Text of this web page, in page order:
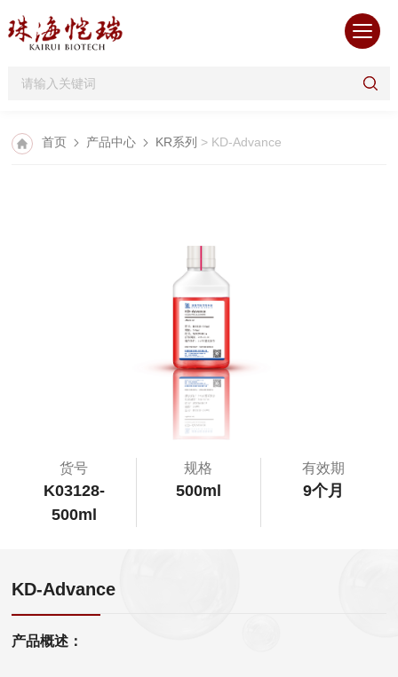
首页 产品中心 KR系列 > KD-Advance
货号
K03128-
500ml
规格
500ml
有效期
9个月
KD-Advance
产品概述：